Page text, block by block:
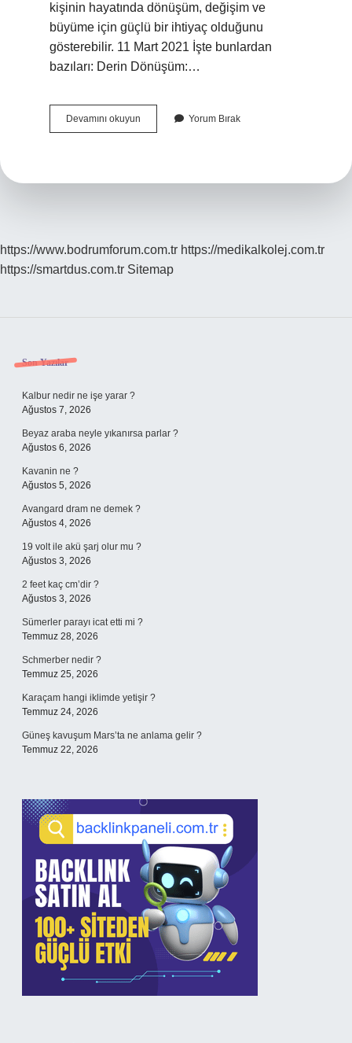
kişinin hayatında dönüşüm, değişim ve
büyüme için güçlü bir ihtiyaç olduğunu
gösterebilir. 11 Mart 2021 İşte bunlardan
bazıları: Derin Dönüşüm:…
Devamını okuyun
Ev
Yorum Bırak
https://www.bodrumforum.com.tr https://medikalkolej.com.tr
https://smartdus.com.tr Sitemap
Sidebar
Son Yazılar
Kalbur nedir ne işe yarar ?
Ağustos 7, 2026
Beyaz araba neyle yıkanırsa parlar ?
Ağustos 6, 2026
Kavanin ne ?
Ağustos 5, 2026
Avangard dram ne demek ?
Ağustos 4, 2026
19 volt ile akü şarj olur mu ?
Ağustos 3, 2026
2 feet kaç cm’dir ?
Ağustos 3, 2026
Sümerler parayı icat etti mi ?
Temmuz 28, 2026
Schmerber nedir ?
Temmuz 25, 2026
Karaçam hangi iklimde yetişir ?
Temmuz 24, 2026
Güneş kavuşum Mars’ta ne anlama gelir ?
Temmuz 22, 2026